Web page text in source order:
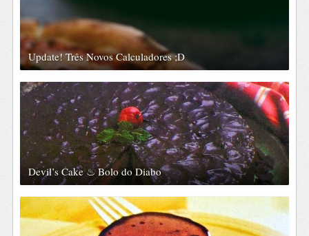
Update! Três Novos Calculadores ;D
Devil’s Cake ♨ Bolo do Diabo